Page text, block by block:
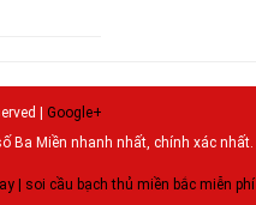
| Google+
Ba Miền nhanh nhất, chính xác nhất.
| soi cầu bạch thủ miền bắc miễn phí